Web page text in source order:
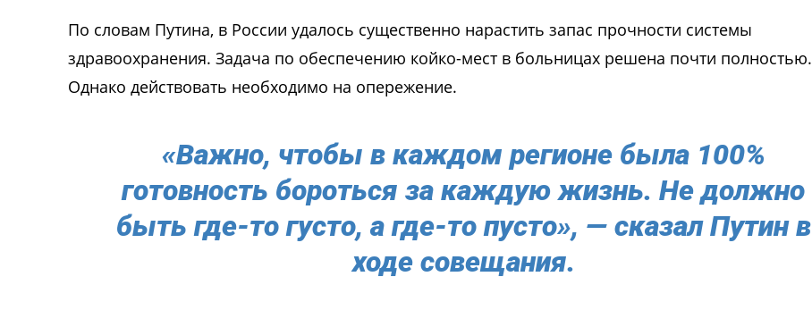
По словам Путина, в России удалось существенно нарастить запас прочности системы
здравоохранения. Задача по обеспечению койко-мест в больницах решена почти полностью.
Однако действовать необходимо на опережение.
«Важно, чтобы в каждом регионе была 100%
готовность бороться за каждую жизнь. Не должно
быть где-то густо, а где-то пусто», — сказал Путин в
ходе совещания.